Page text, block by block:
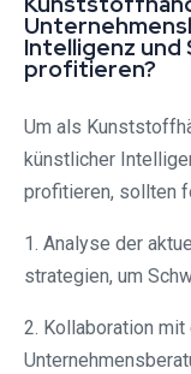
Intelligenz und
profitieren?
Um als
künstlicher
profitieren, sollten
1. Analyse der
strategien, um
2. Kollaboration